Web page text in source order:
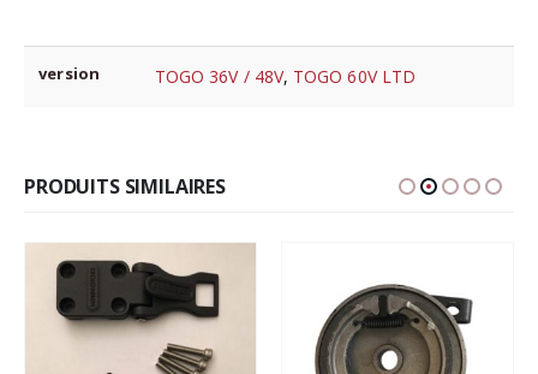
version TOGO 36V / 48V, TOGO 60V LTD
PRODUITS SIMILAIRES